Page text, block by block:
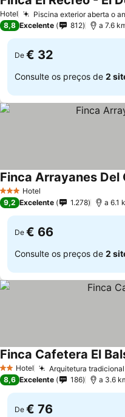
Hotel Piscina exterior aberta o
8,8 Excelente 812 a 7.6
De € 32
Consulte os preços de 2
3 EstrelasHotel
Finca Arrayanes Del
9,2 Excelente 1.278 a 6.1
De € 66
Consulte os preços de 2
2 Estrelas
Hotel Arquitetura
Finca Cafetera El
8,6 Excelente 186 a 3.6
De € 76